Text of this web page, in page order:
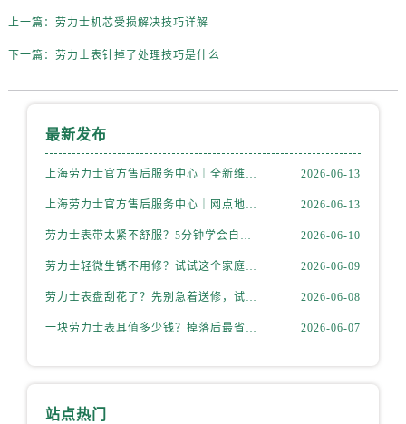
上一篇： 劳力士机芯受损解决技巧详解
下一篇： 劳力士表针掉了处理技巧是什么
最新发布
上海劳力士官方售后服务中心｜全新维修门店地址及电话权威信息公示（2026年6月最新） 2026-06-13
上海劳力士官方售后服务中心｜网点地址与电话权威信息公示（2026年6月最新） 2026-06-13
劳力士表带太紧不舒服？5分钟学会自己调节长度 2026-06-10
劳力士轻微生锈不用修？试试这个家庭小妙方 2026-06-09
劳力士表盘刮花了？先别急着送修，试试这几种方法 2026-06-08
一块劳力士表耳值多少钱？掉落后最省钱的解决方式 2026-06-07
站点热门